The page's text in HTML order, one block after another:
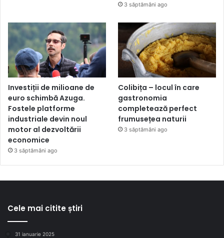
3 săptămâni ago
Investiții de milioane de
euro schimbă Azuga.
Fostele platforme
industriale devin noul
motor al dezvoltării
economice
3 săptămâni ago
Colibița – locul în care
gastronomia
completează perfect
frumusețea naturii
3 săptămâni ago
Cele mai citite știri
31 ianuarie 2025